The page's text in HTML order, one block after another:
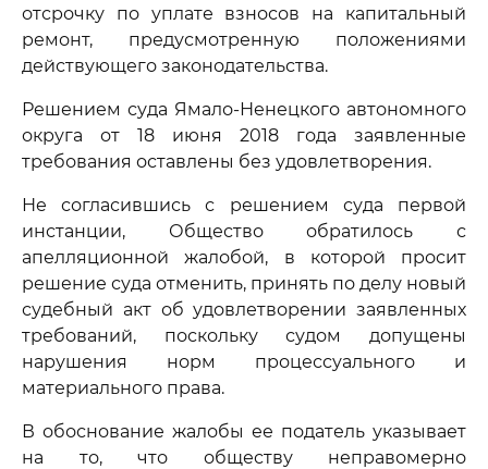
отсрочку по уплате взносов на капитальный
ремонт, предусмотренную положениями
действующего законодательства.
Решением суда Ямало-Ненецкого автономного
округа от 18 июня 2018 года заявленные
требования оставлены без удовлетворения.
Не согласившись с решением суда первой
инстанции, Общество обратилось с
апелляционной жалобой, в которой просит
решение суда отменить, принять по делу новый
судебный акт об удовлетворении заявленных
требований, поскольку судом допущены
нарушения норм процессуального и
материального права.
В обоснование жалобы ее податель указывает
на то, что обществу неправомерно